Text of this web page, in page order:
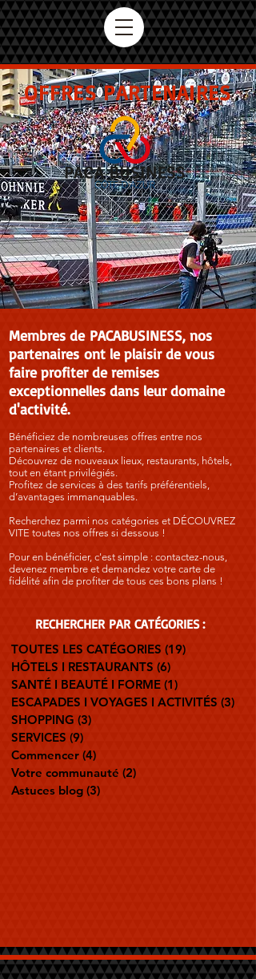
OFFRES PARTENAIRES
Membres de PACABUSINESS, nos
partenaires ont le plaisir de vous
faire profiter de remises
exceptionnelles dans leur domaine
d'activité.
Bénéficiez de nombreuses offres entre nos
partenaires et clients.
Découvrez de nouveaux lieux, restaurants, hôtels,
tout en étant privilégiés.
Profitez de services à des tarifs préférentiels,
d’avantages immanquables.
Recherchez parmi nos catégories et DÉCOUVREZ
VITE toutes nos offres si dessous !
Pour en bénéficier, c'est simple : contactez-nous,
devenez membre et demandez votre carte de
fidélité afin de profiter de tous ces bons plans !
RECHERCHER PARCATÉGORIES :
TOUTES LES CATÉGORIES (19)
HÔTELS I RESTAURANTS (6)
SANTÉ I BEAUTÉ I FORME (1)
ESCAPADES I VOYAGES I ACTIVITÉS (3)
SHOPPING (3)
SERVICES (9)
Commencer (4)
Votre communauté (2)
Astuces blog (3)